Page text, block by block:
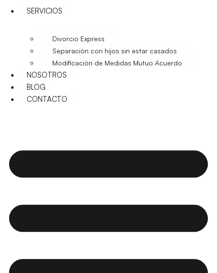
SERVICIOS
Divorcio Express
Separación con hijos sin estar casados
Modificación de Medidas Mutuo Acuerdo
NOSOTROS
BLOG
CONTACTO